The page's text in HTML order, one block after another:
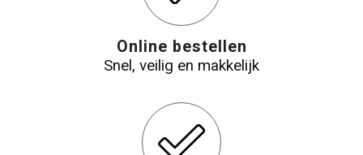
Online bestellen
Snel, veilig en makkelijk